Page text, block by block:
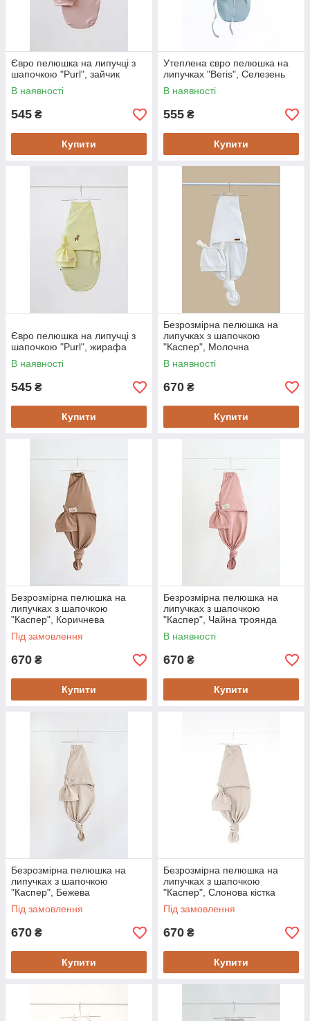
Євро пелюшка на липучці з
шапочкою "Purl", зайчик
В наявності
545 ₴
Купити
Утеплена євро пелюшка на
липучках "Beris", Селезень
В наявності
555 ₴
Купити
Євро пелюшка на липучці з
шапочкою "Purl", жирафа
В наявності
545 ₴
Купити
Безрозмірна пелюшка на
липучках з шапочкою
"Каспер", Молочна
В наявності
670 ₴
Купити
Безрозмірна пелюшка на
липучках з шапочкою
"Каспер", Коричнева
Під замовлення
670 ₴
Купити
Безрозмірна пелюшка на
липучках з шапочкою
"Каспер", Чайна троянда
В наявності
670 ₴
Купити
Безрозмірна пелюшка на
липучках з шапочкою
"Каспер", Бежева
Під замовлення
670 ₴
Купити
Безрозмірна пелюшка на
липучках з шапочкою
"Каспер", Слонова кістка
Під замовлення
670 ₴
Купити